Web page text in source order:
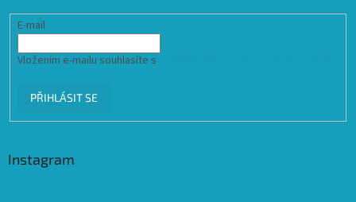
E-mail
Vložením e-mailu souhlasíte s
PŘIHLÁSIT SE
Instagram